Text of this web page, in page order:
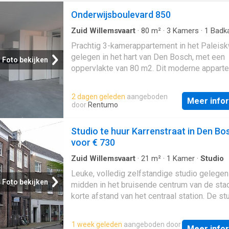
Foto bekijken
Onderwijsboulevard 850
Zuid Willemsvaart · 80 m² · 3 Kamers · 1
Prachtig 3-kamerappartement in het
gelegen in het hart van Den Bosch, met een
oppervlakte van 80 m2. Dit moderne
een luxueuze badkamer met douche, bad en
dubbele wastafel, 2 slaapkamers, en een
Geniet van het comfortabele leven in het
historische binnenstad, de Hofvijver en de
Paleisbrug. Onderwijsboulevard 850 Dit 3-
kamerappartement beschikt over een lichte
woonkamer van 35 m2 met directe toegang
balkon. De twee slaapkamers bieden
ruimte, waarbij één kamer perfect kan dienen
heeft het appartement een aparte berging
2 dagen geleden aangeboden
door Rentumo Meer
Foto bekijken
Studio te huur Karrenstraat in Den
voor € 730
Zuid Willemsvaart · 21 m² · 1 Kamer · Studio
Leuke, volledig zelfstandige studio gelegen
midden in het bruisende centrum van de
korte afstand van het centraal station. De
meerdere vergelijkbare studio's. Er zijn een
1 week geleden aangeboden door